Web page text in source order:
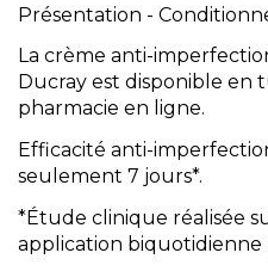
Présentation -
La crème anti-
Ducray est disponible en
pharmacie en ligne.
Efficacité anti-
seulement 7 jours*.
*Étude clinique réalisée
application biquotidienne